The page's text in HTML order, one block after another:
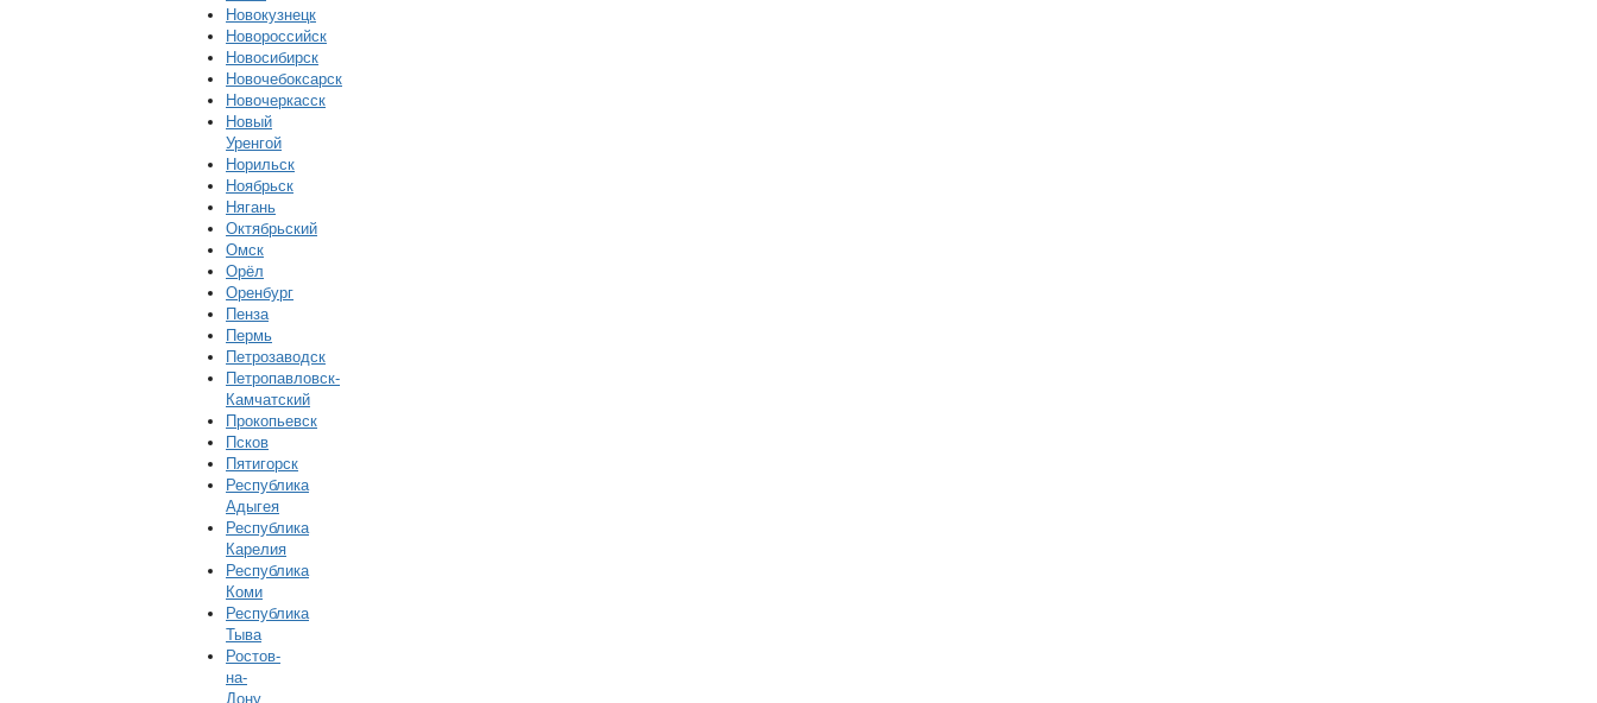
Новокузнецк
Новороссийск
Новосибирск
Новочебоксарск
Новочеркасск
Новый
Уренгой
Норильск
Ноябрьск
Нягань
Октябрьский
Омск
Орёл
Оренбург
Пенза
Пермь
Петрозаводск
Петропавловск-
Камчатский
Прокопьевск
Псков
Пятигорск
Республика
Адыгея
Республика
Карелия
Республика
Коми
Республика
Тыва
Ростов-
на-
Дону